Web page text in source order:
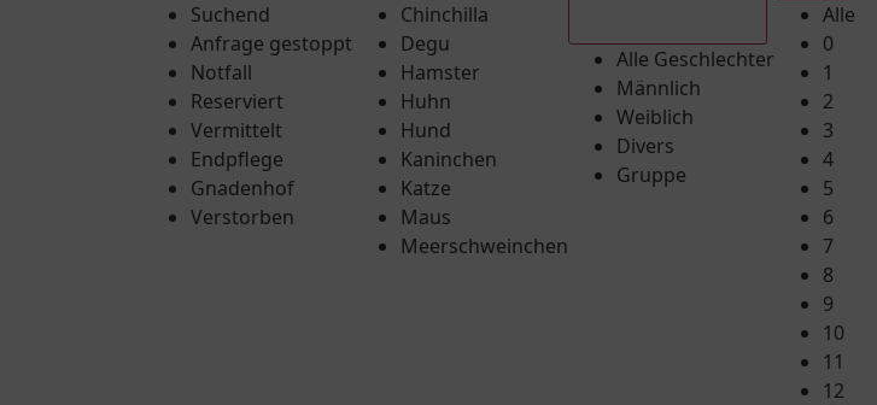
Suchend
Anfrage gestoppt
Notfall
Reserviert
Vermittelt
Endpflege
Gnadenhof
Verstorben
Chinchilla
Degu
Hamster
Huhn
Hund
Kaninchen
Katze
Maus
Meerschweinchen
Alle Geschlechter
Männlich
Weiblich
Divers
Gruppe
Alle
0
1
2
3
4
5
6
7
8
9
10
11
12